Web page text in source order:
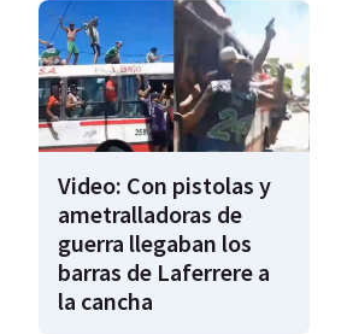
Video: Con pistolas y
ametralladoras de
guerra llegaban los
barras de Laferrere a
la cancha